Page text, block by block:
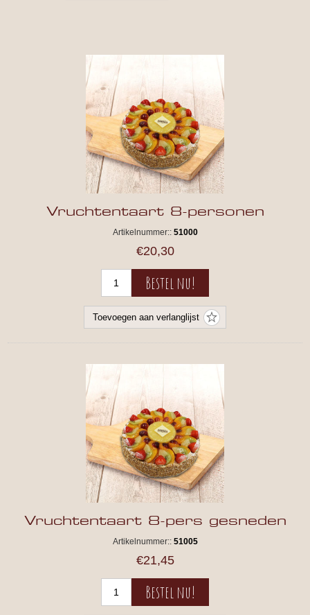
Vruchtentaart 8-personen
Artikelnummer:: 51000
€20,30
Vruchtentaart 8-pers gesneden
Artikelnummer:: 51005
€21,45